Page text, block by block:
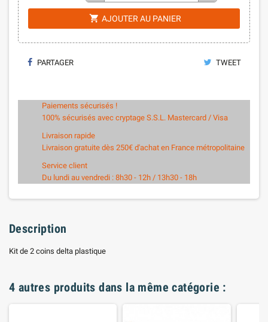
shopping_cart AJOUTER AU PANIER
PARTAGER TWEET
Paiements sécurisés !
100% sécurisés avec cryptage S.S.L. Mastercard / Visa
Livraison rapide
Livraison gratuite dès 250€ d'achat en France métropolitaine
Service client
Du lundi au vendredi : 8h30 - 12h / 13h30 - 18h
Description
Kit de 2 coins delta plastique
4 autres produits dans la même catégorie :